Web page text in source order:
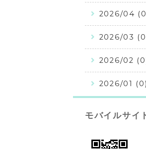
2026/04
2026/03
2026/02
2026/01 (0)
モバイルサイ